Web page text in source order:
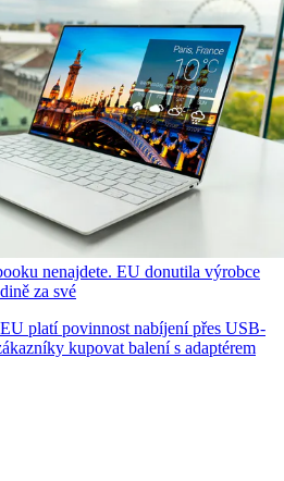
nenajdete. EU donutila výrobce
za své
platí povinnost nabíjení přes USB-
kupovat balení s adaptérem